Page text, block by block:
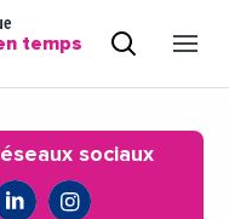
temps
sociaux